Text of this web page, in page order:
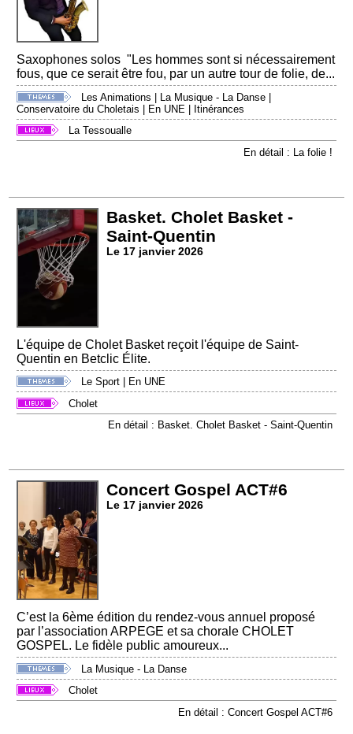
Saxophones solos "Les hommes sont si nécessairement
fous, que ce serait être fou, par un autre tour de folie, de...
Les Animations | La Musique - La Danse |
Conservatoire du Choletais | En UNE | Itinérances
La Tessoualle
En détail : La folie !
Basket. Cholet Basket -
Saint-Quentin
Le 17 janvier 2026
L'équipe de Cholet Basket reçoit l'équipe de Saint-
Quentin en Betclic Élite.
Le Sport
En UNE
Cholet
En détail : Basket. Cholet Basket - Saint-Quentin
Concert Gospel ACT#6
Le 17 janvier 2026
C’est la 6ème édition du rendez-vous annuel proposé
par l’association ARPEGE et sa chorale CHOLET
GOSPEL. Le fidèle public amoureux...
La Musique - La Danse
Cholet
En détail : Concert Gospel ACT#6